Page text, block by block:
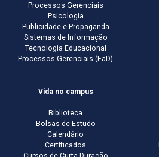
Processos Gerenciais
Psicologia
Publicidade e Propaganda
Sistemas de Informação
Tecnologia Educacional
Processos Gerenciais (EaD)
Vida no campus
Biblioteca
Bolsas de Estudo
Calendário
Certificados